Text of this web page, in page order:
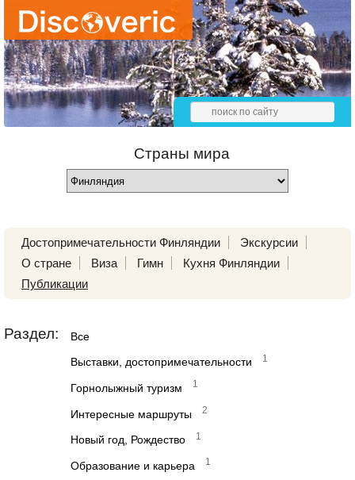
Страны мира
Достопримечательности Финляндии
Экскурсии
О стране
Виза Гимн
Кухня Финляндии
Публикации
Раздел: Все
Выставки, достопримечательности 1
Горнолыжный туризм 1
Интересные маршруты 2
Новый год, Рождество 1
Образование и карьера 1